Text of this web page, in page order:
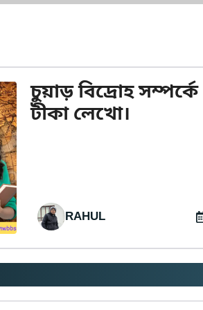
চুয়াড় বিদ্রোহ সম্পর্কে
টীকা লেখো।
RAHUL